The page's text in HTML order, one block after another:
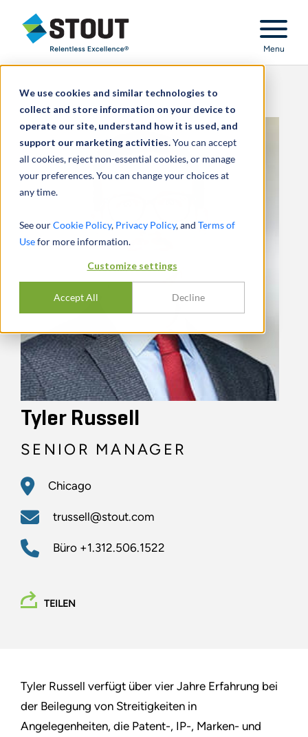
We use cookies and similar technologies to
collect and store information on your device to
operate our site, understand how it is used, and
support our marketing activities.You can accept
all cookies, reject non-essential cookies, or manage
your preferences. You can change your choices at
any time.
See ourCookie Policy, Privacy Policy, and Terms of
Usefor more information.
Customize settings
Accept All Decline
Stout Relentless Excellence
Menu
Tyler Russell
SENIOR MANAGER
Chicago
trussell@stout.com
Büro +1.312.506.1522
TEILEN
Tyler Russell verfügt über vier Jahre Erfahrung bei
der Beilegung von Streitigkeiten in
Angelegenheiten, die Patent-, IP-, Marken- und